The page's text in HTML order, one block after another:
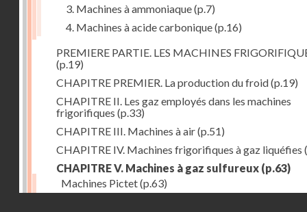
3. Machines à ammoniaque(p.7)
4. Machines à acide carbonique(p.16)
PREMIERE PARTIE. LES MACHINES
(p.19)
CHAPITRE PREMIER. La production du froid(p.19)
CHAPITRE II. Les gaz employés dans les machines
frigorifiques (p.33)
CHAPITRE III. Machines à air(p.51)
CHAPITRE IV. Machines frigorifiques à gaz liquéfies
CHAPITRE V. Machines à gaz sulfureux (p.63)
Machines Pictet(p.63)